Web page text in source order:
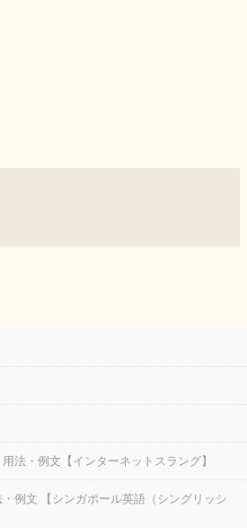
法・例文【インターネットスラング】
例文 【シンガポール英語（シングリッシ